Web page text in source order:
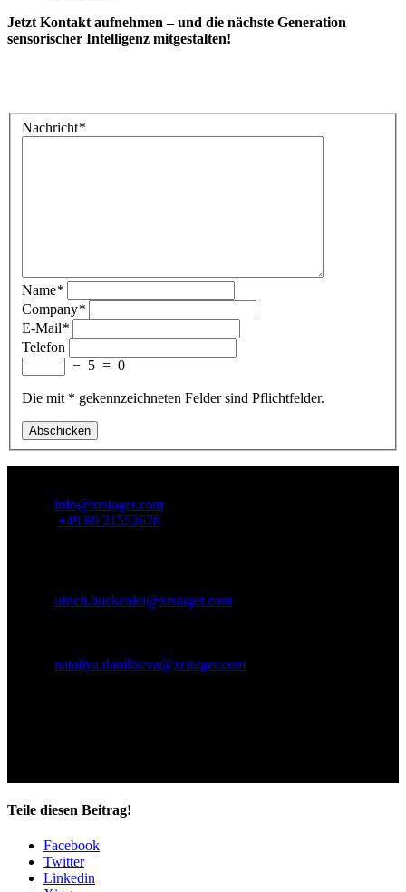
Jetzt Kontakt aufnehmen – und die nächste Generation
sensorischer Intelligenz mitgestalten!
Nachricht*
Name*
Company*
E-Mail*
Telefon
− 5 = 0
Die mit * gekennzeichneten Felder sind Pflichtfelder.
Abschicken
info@xrstager.com
+49 89 21552678
ulrich.buckenlei@xrstager.com
nataliya.daniltseva@xrstager.com
Teile diesen Beitrag!
Facebook
Twitter
Linkedin